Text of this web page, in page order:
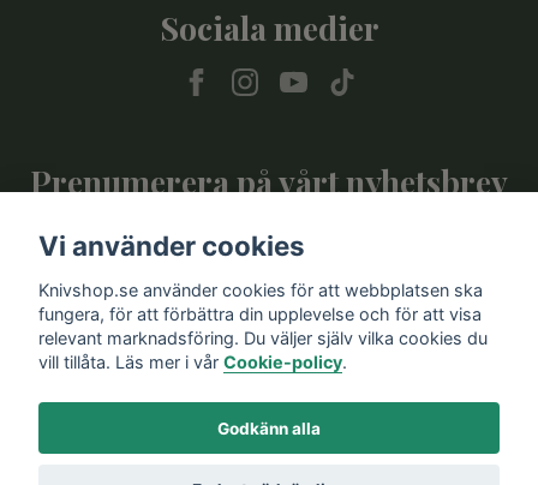
Sociala medier
Prenumerera på vårt nyhetsbrev
Vi använder cookies
Knivshop.se använder cookies för att webbplatsen ska
fungera, för att förbättra din upplevelse och för att visa
relevant marknadsföring. Du väljer själv vilka cookies du
vill tillåta. Läs mer i vår Cookie-policy.
Godkänn alla